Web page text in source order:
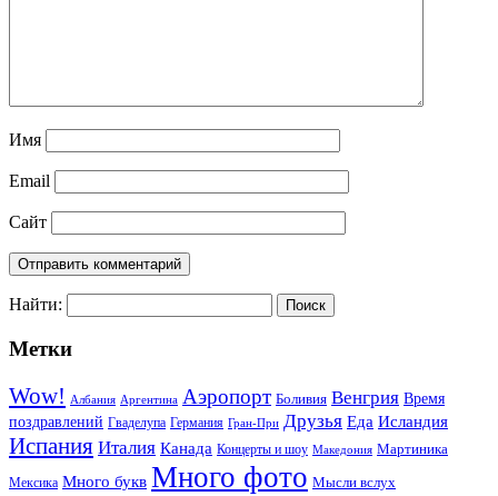
Имя
Email
Сайт
Найти:
Метки
Wow! Албания Аргентина Аэропорт Боливия Венгрия Время
поздравлений Гваделупа Германия Гран-При Друзья Еда Исландия
Испания Италия Канада Концерты и шоу Македония Мартиника
Мексика Много букв Много фото Мысли вслух